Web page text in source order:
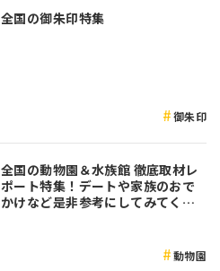
全国の御朱印特集
御朱印
全国の動物園＆水族館 徹底取材レ
ポート特集！デートや家族のおで
かけなど是非参考にしてみてくだ
動物園